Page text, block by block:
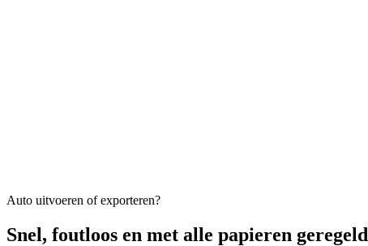
Auto uitvoeren of exporteren?
Snel, foutloos en met alle papieren geregeld